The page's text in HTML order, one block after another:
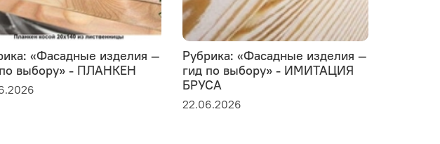
«Фасадные изделия —
выбору» - ПЛАНКЕН
Рубрика: «Фасадные изделия —
гид по выбору» - ИМИТАЦИЯ
БРУСА
22.06.2026